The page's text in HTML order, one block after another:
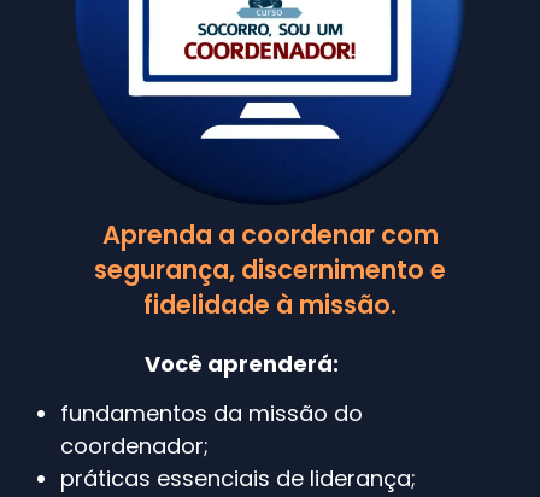
Aprenda a coordenar com
segurança, discernimento e
fidelidade à missão.
Você aprenderá:
fundamentos da missão do
coordenador;
práticas essenciais de liderança;